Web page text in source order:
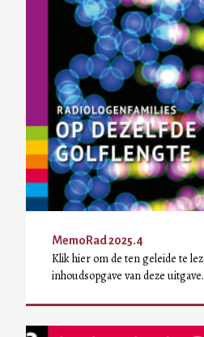
MemoRad 2025.4
Klik hier om de ten geleide te
inhoudsopgave van deze uitgave.